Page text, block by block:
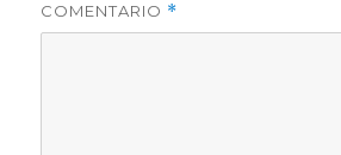
COMENTARIO *